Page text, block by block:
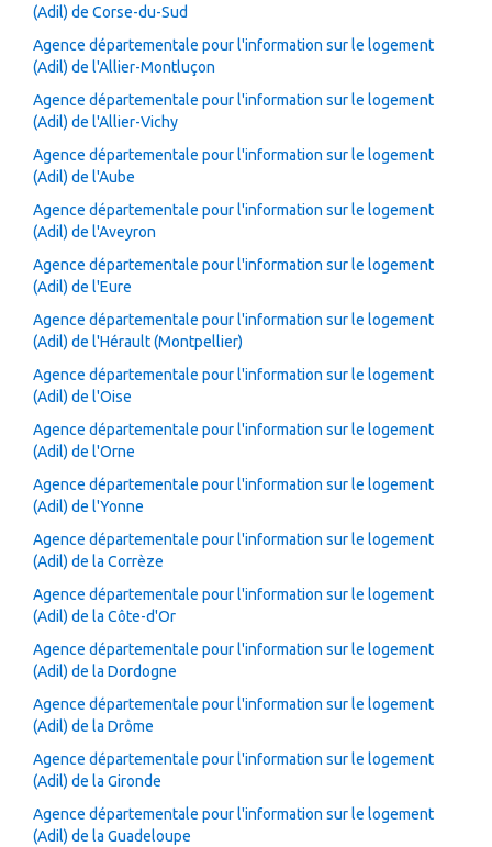
(Adil) de Corse-du-Sud
Agence départementale pour l'information sur le logement
(Adil) de l'Allier-Montluçon
Agence départementale pour l'information sur le logement
(Adil) de l'Allier-Vichy
Agence départementale pour l'information sur le logement
(Adil) de l'Aube
Agence départementale pour l'information sur le logement
(Adil) de l'Aveyron
Agence départementale pour l'information sur le logement
(Adil) de l'Eure
Agence départementale pour l'information sur le logement
(Adil) de l'Hérault (Montpellier)
Agence départementale pour l'information sur le logement
(Adil) de l'Oise
Agence départementale pour l'information sur le logement
(Adil) de l'Orne
Agence départementale pour l'information sur le logement
(Adil) de l'Yonne
Agence départementale pour l'information sur le logement
(Adil) de la Corrèze
Agence départementale pour l'information sur le logement
(Adil) de la Côte-d'Or
Agence départementale pour l'information sur le logement
(Adil) de la Dordogne
Agence départementale pour l'information sur le logement
(Adil) de la Drôme
Agence départementale pour l'information sur le logement
(Adil) de la Gironde
Agence départementale pour l'information sur le logement
(Adil) de la Guadeloupe